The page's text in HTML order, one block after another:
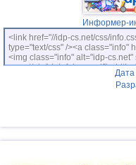
Информер-
<link href="//idp-cs.net/css/
type="text/css" /><a class="info"
<img class="info" alt="idp-cs.net"
cs.net/pix/idpinfok_sm.gif"
Дата